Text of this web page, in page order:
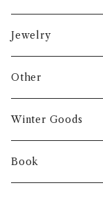
Jewelry
Other
Winter Goods
Book